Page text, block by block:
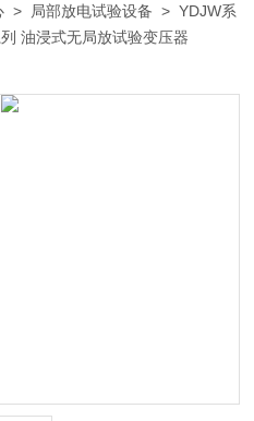
> 局部放电试验设备 >YDJW系
油浸式无局放试验变压器